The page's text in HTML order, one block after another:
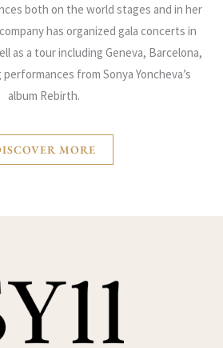
both on the world stages and in her
has organized gala concerts in
as a tour including Geneva, Barcelona,
from Sonya Yoncheva’s
album Rebirth.
MORE